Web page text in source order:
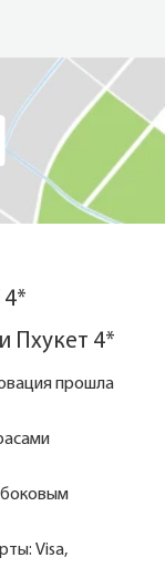
4*
Пхукет 4*
прошла
боковым
Visa,